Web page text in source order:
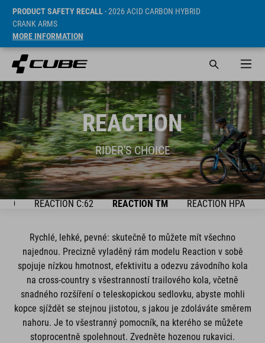
PRODUCT SAFETY RECALL- 2026 ACID CARBON HYBRID
CRANK ARMS
MORE INFORMATION
REACTION
RIDER'S CHOICE
REACTION C:62 REACTION TM REACTION HPA
Rychlé, lehké, pevné: skutečně to můžete mít všechno
najednou. Precizně vyladěný rám modelu Reaction v sobě
spojuje nízkou hmotnost, efektivitu a odezvu závodního kola
na cross-country s všestranností trailového kola, včetně
snadného rozšíření o teleskopickou sedlovku, abyste mohli
kopce sjíždět se stejnou jistotou, s jakou je zdoláváte směrem
nahoru. Je to všestranný pomocník, na kterého se můžete
stoprocentně spolehnout. Zvedněte hozenou rukavici.